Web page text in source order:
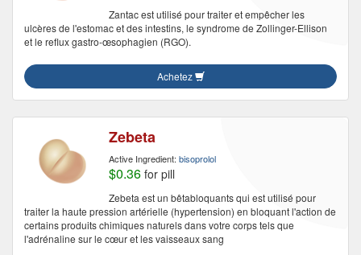
Zantac est utilisé pour traiter et empêcher les
ulcères de l'estomac et des intestins, le syndrome de Zollinger-Ellison
et le reflux gastro-œsophagien (RGO).
Achetez
Zebeta
Active Ingredient: bisoprolol
$0.36 for pill
Zebeta est un bêtabloquants qui est utilisé pour
traiter la haute pression artérielle (hypertension) en bloquant l'action de
certains produits chimiques naturels dans votre corps tels que
l'adrénaline sur le cœur et les vaisseaux sang